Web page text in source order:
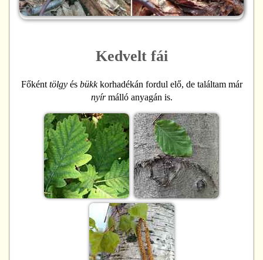
Kedvelt fái
Főként tölgyés bükkkorhadékán fordul elő, de találtam már
nyírmálló anyagán is.